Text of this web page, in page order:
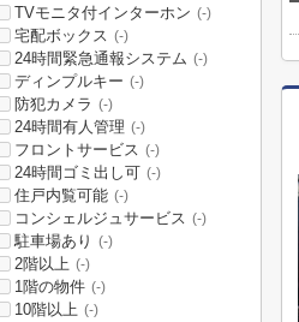
TVモニタ付インターホン (-)
宅配ボックス (-)
24時間緊急通報システム (-)
ディンプルキー (-)
防犯カメラ (-)
24時間有人管理 (-)
フロントサービス (-)
24時間ゴミ出し可 (-)
住戸内覧可能 (-)
コンシェルジュサービス (-)
駐車場あり (-)
2階以上 (-)
1階の物件 (-)
10階以上 (-)